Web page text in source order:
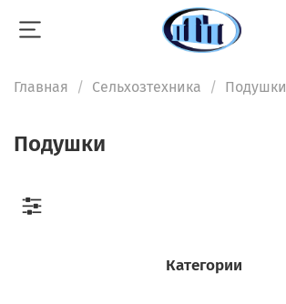
Главная Сельхозтехника Подушки
Подушки
Категории